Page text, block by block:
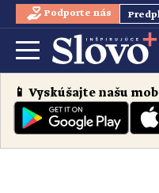
Podporte nás
📱 Vyskúšajte našu